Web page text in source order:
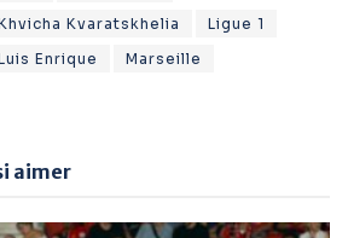
Kvaratskhelia
Ligue 1
Enrique
Marseille
aimer